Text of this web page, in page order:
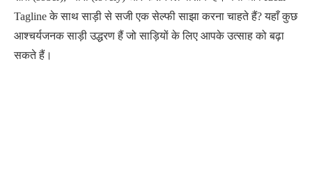
Tagline के साथ साड़ी से सजी एक सेल्फी साझा करना चाहते हैं? यहाँ कुछ
आश्चर्यजनक साड़ी उद्धरण हैं जो साड़ियों के लिए आपके उत्साह को बढ़ा
सकते हैं।